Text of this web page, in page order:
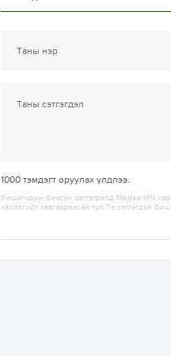
1000 тэмдэгт оруулах үлдлээ.
Уншигчдын бичсэн сэтгэгдэлд Medee.MN
хэллэгийг хязгаарласан тул Та сэтгэгдэл